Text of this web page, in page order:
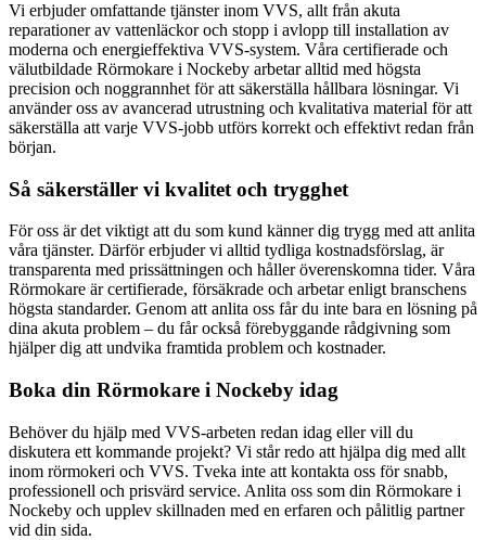
Vi erbjuder omfattande tjänster inom VVS, allt från akuta
reparationer av vattenläckor och stopp i avlopp till installation av
moderna och energieffektiva VVS-system. Våra certifierade och
välutbildade Rörmokare i Nockeby arbetar alltid med högsta
precision och noggrannhet för att säkerställa hållbara lösningar. Vi
använder oss av avancerad utrustning och kvalitativa material för att
säkerställa att varje VVS-jobb utförs korrekt och effektivt redan från
början.
Så säkerställer vi kvalitet och trygghet
För oss är det viktigt att du som kund känner dig trygg med att anlita
våra tjänster. Därför erbjuder vi alltid tydliga kostnadsförslag, är
transparenta med prissättningen och håller överenskomna tider. Våra
Rörmokare är certifierade, försäkrade och arbetar enligt branschens
högsta standarder. Genom att anlita oss får du inte bara en lösning på
dina akuta problem – du får också förebyggande rådgivning som
hjälper dig att undvika framtida problem och kostnader.
Boka din Rörmokare i Nockeby idag
Behöver du hjälp med VVS-arbeten redan idag eller vill du
diskutera ett kommande projekt? Vi står redo att hjälpa dig med allt
inom rörmokeri och VVS. Tveka inte att kontakta oss för snabb,
professionell och prisvärd service. Anlita oss som din Rörmokare i
Nockeby och upplev skillnaden med en erfaren och pålitlig partner
vid din sida.